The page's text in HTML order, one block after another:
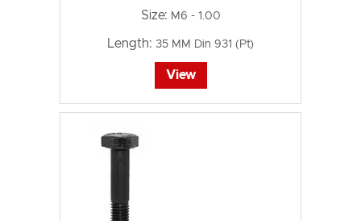
Size: M6 - 1.00
Length: 35 MM Din 931 (Pt)
View